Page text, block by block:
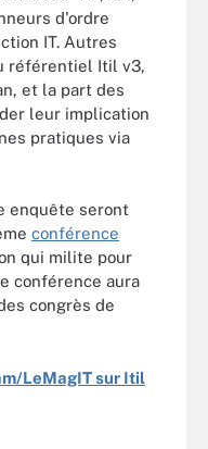
d'ordre
IT. Autres
référentiel Itil v3,
et la part des
leur implication
pratiques via
enquête seront
conférence
qui milite pour
conférence aura
congrès de
LeMagIT sur Itil